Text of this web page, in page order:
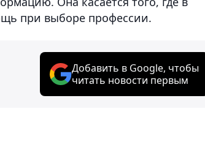
при выборе профессии.
Добавить в Google, чтобы
читать новости первым